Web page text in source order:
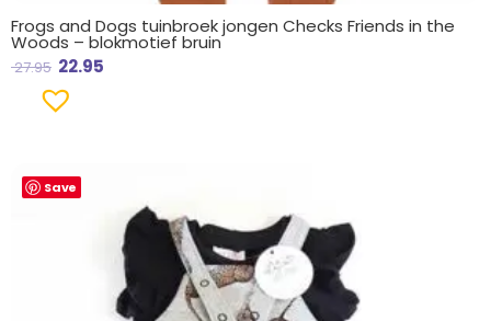
Frogs and Dogs tuinbroek jongen Checks Friends in the
Woods – blokmotief bruin
27.95 22.95
Save